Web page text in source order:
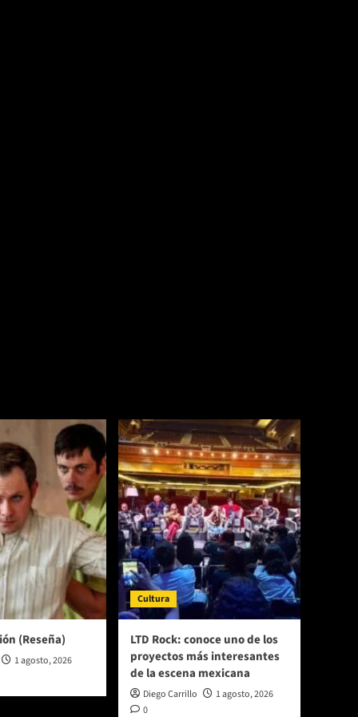
(Reseña)
1 agosto, 2026
Cultura
LTD Rock: conoce uno de los
proyectos más interesantes
de la escena mexicana
Diego Carrillo
1 agosto, 2026
0